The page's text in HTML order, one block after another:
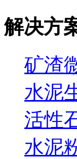
解决方
矿渣
水泥
活性
水泥